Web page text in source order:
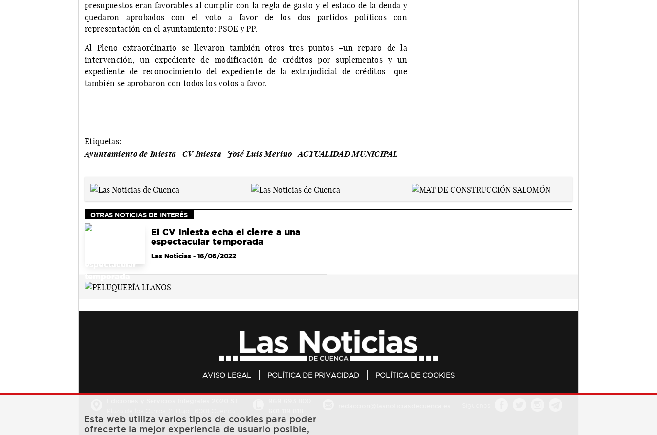
presupuestos eran favorables al cumplir con la regla de gasto y el estado de la deuda y
quedaron aprobados con el voto a favor de los dos partidos políticos con
representación en el ayuntamiento: PSOE y PP.
Al Pleno extraordinario se llevaron también otros tres puntos –un reparo de la
intervención, un expediente de modificación de créditos por suplementos y un
expediente de reconocimiento del expediente de la extrajudicial de créditos- que
también se aprobaron con todos los votos a favor.
Etiquetas:
Ayuntamiento de Iniesta
CV Iniesta José Luis Merino ACTUALIDAD MUNICIPAL
OTRAS NOTICIAS DE INTERÉS
El CV Iniesta echa el cierre a una
espectacular temporada
Las Noticias- 16/06/2022
AVISO LEGAL POLÍTICA DE PRIVACIDAD POLÍTICA DE COOKIES
Esta web utiliza varios tipos de cookies para poder
ofrecerte la mejor experiencia de usuario posible,